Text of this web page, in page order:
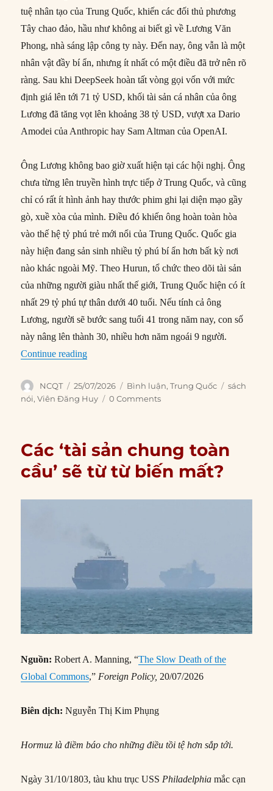
tuệ nhân tạo của Trung Quốc, khiến các đối thủ phương
Tây chao đảo, hầu như không ai biết gì về Lương Văn
Phong, nhà sáng lập công ty này. Đến nay, ông vẫn là một
nhân vật đầy bí ẩn, nhưng ít nhất có một điều đã trở nên rõ
ràng. Sau khi DeepSeek hoàn tất vòng gọi vốn với mức
định giá lên tới 71 tỷ USD, khối tài sản cá nhân của ông
Lương đã tăng vọt lên khoảng 38 tỷ USD, vượt xa Dario
Amodei của Anthropic hay Sam Altman của OpenAI.
Ông Lương không bao giờ xuất hiện tại các hội nghị. Ông
chưa từng lên truyền hình trực tiếp ở Trung Quốc, và cũng
chỉ có rất ít hình ảnh hay thước phim ghi lại diện mạo gầy
gò, xuề xòa của mình. Điều đó khiến ông hoàn toàn hòa
vào thế hệ tỷ phú trẻ mới nổi của Trung Quốc. Quốc gia
này hiện đang sản sinh nhiều tỷ phú bí ẩn hơn bất kỳ nơi
nào khác ngoài Mỹ. Theo Hurun, tổ chức theo dõi tài sản
của những người giàu nhất thế giới, Trung Quốc hiện có ít
nhất 29 tỷ phú tự thân dưới 40 tuổi. Nếu tính cả ông
Lương, người sẽ bước sang tuổi 41 trong năm nay, con số
này nâng lên thành 30, nhiều hơn năm ngoái 9 người.
Continue reading“Các tỷ phú Trung Quốc bí ẩn đang chinh
Author
NCQT
Posted
on
25/07/2026 Categories
Bình luận,Trung Quốc Tags
sách
nói,Viên Đăng Huy 0 Comments
Các ‘tài sản chung toàn
cầu’ sẽ từ từ biến mất?
Nguồn: Robert A. Manning, “The Slow Death of the
Global Commons,” Foreign Policy, 20/07/2026
Biên dịch:Nguyễn Thị Kim Phụng
Hormuz là điềm báo cho những điều tồi tệ hơn sắp tới.
Ngày 31/10/1803, tàu khu trục USS Philadelphia mắc cạn